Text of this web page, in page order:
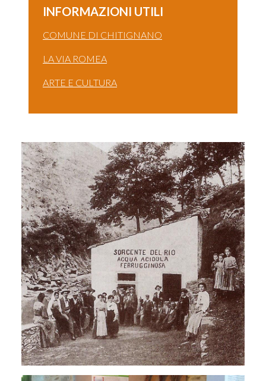
INFORMAZIONI UTILI
COMUNE DI CHITIGNANO
LA VIA ROMEA
ARTE E CULTURA